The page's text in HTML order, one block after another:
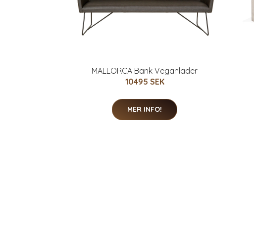
MALLORCA Bänk Veganläder
10495 SEK
MER INFO!